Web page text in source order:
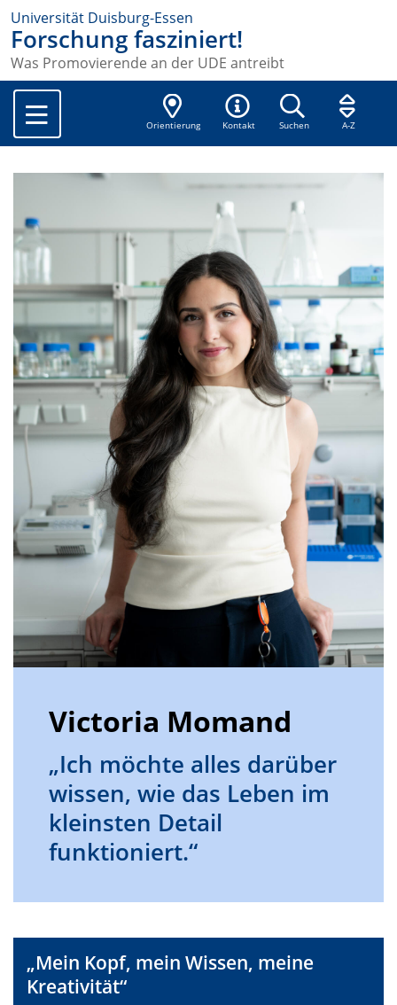
Universität Duisburg-Essen
Forschung fasziniert!
Was Promovierende an der UDE antreibt
Orientierung Kontakt Suchen A-Z
Victoria Momand
„Ich möchte alles darüber
wissen, wie das Leben im
kleinsten Detail
funktioniert.“
„Mein Kopf, mein Wissen, meine
Kreativität“